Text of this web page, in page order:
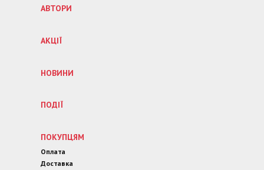
АВТОРИ
АКЦІЇ
НОВИНИ
ПОДІЇ
ПОКУПЦЯМ
Оплата
Доставка